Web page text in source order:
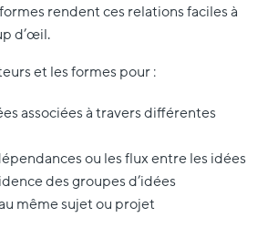
rendent ces relations faciles à
d’œil.
et les formes pour :
associées à travers différentes
ou les flux entre les idées
des groupes d’idées
même sujet ou projet